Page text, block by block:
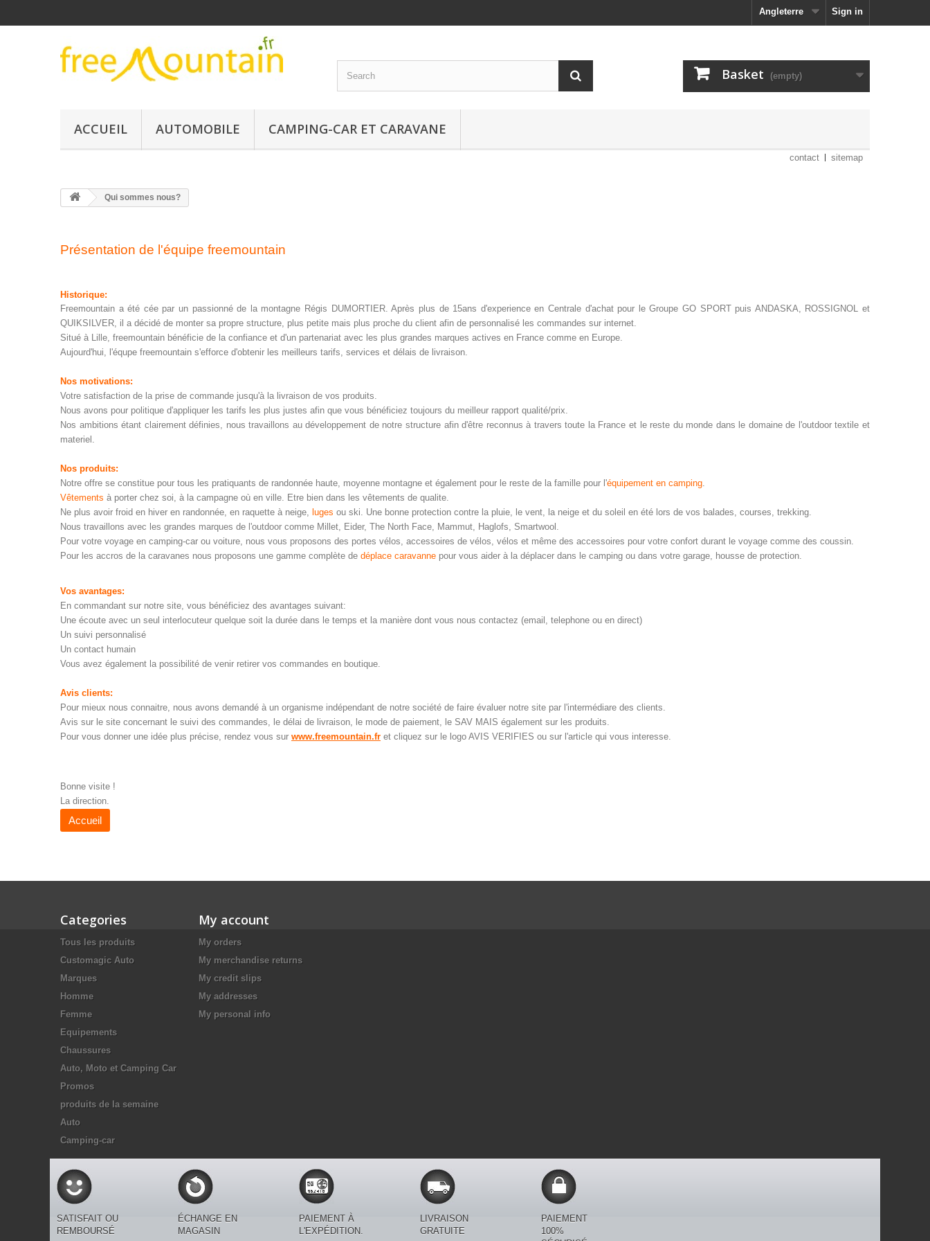
Sign in
Angleterre
Basket (empty)
ACCUEIL AUTOMOBILE CAMPING-CAR ET CARAVANE
contact sitemap
Qui sommes nous?
Présentation de l'équipe freemountain
Historique:
Freemountain a été cée par un passionné de la montagne Régis DUMORTIER. Après plus de 15ans d'experience en Centrale d'achat pour le Groupe GO SPORT puis ANDASKA, ROSSIGNOL et
QUIKSILVER, il a décidé de monter sa propre structure, plus petite mais plus proche du client afin de personnalisé les commandes sur internet.
Situé à Lille, freemountain bénéficie de la confiance et d'un partenariat avec les plus grandes marques actives en France comme en Europe.
Aujourd'hui, l'équpe freemountain s'efforce d'obtenir les meilleurs tarifs, services et délais de livraison.
Nos motivations:
Votre satisfaction de la prise de commande jusqu'à la livraison de vos produits.
Nous avons pour politique d'appliquer les tarifs les plus justes afin que vous bénéficiez toujours du meilleur rapport qualité/prix.
Nos ambitions étant clairement définies, nous travaillons au développement de notre structure afin d'être reconnus à travers toute la France et le reste du monde dans le domaine de l'outdoor textile et
materiel.
Nos produits:
Notre offre se constitue pour tous les pratiquants de randonnée haute, moyenne montagne et également pour le reste de la famille pour l'équipement en camping.
Vêtements à porter chez soi, à la campagne où en ville. Etre bien dans les vêtements de qualite.
Ne plus avoir froid en hiver en randonnée, en raquette à neige, luges ou ski. Une bonne protection contre la pluie, le vent, la neige et du soleil en été lors de vos balades, courses, trekking.
Nous travaillons avec les grandes marques de l'outdoor comme Millet, Eider, The North Face, Mammut, Haglofs, Smartwool.
Pour votre voyage en camping-car ou voiture, nous vous proposons des portes vélos, accessoires de vélos, vélos et même des accessoires pour votre confort durant le voyage comme des coussin.
Pour les accros de la caravanes nous proposons une gamme complète de déplace caravanne pour vous aider à la déplacer dans le camping ou dans votre garage, housse de protection.
Vos avantages:
En commandant sur notre site, vous bénéficiez des avantages suivant:
Une écoute avec un seul interlocuteur quelque soit la durée dans le temps et la manière dont vous nous contactez (email, telephone ou en direct)
Un suivi personnalisé
Un contact humain
Vous avez également la possibilité de venir retirer vos commandes en boutique.
Avis clients:
Pour mieux nous connaitre, nous avons demandé à un organisme indépendant de notre société de faire évaluer notre site par l'intermédiare des clients.
Avis sur le site concernant le suivi des commandes, le délai de livraison, le mode de paiement, le SAV MAIS également sur les produits.
Pour vous donner une idée plus précise, rendez vous sur www.freemountain.fr et cliquez sur le logo AVIS VERIFIES ou sur l'article qui vous interesse.
Bonne visite !
La direction.
Accueil
Categories
Tous les produits
Customagic Auto
Marques
Homme
Femme
Equipements
Chaussures
Auto, Moto et Camping Car
Promos
produits de la semaine
Auto
Camping-car
My account
My orders
My merchandise returns
My credit slips
My addresses
My personal info
SATISFAIT OU
REMBOURSÉ
ÉCHANGE EN
MAGASIN
PAIEMENT À
L'EXPÉDITION.
LIVRAISON
GRATUITE
PAIEMENT
100%